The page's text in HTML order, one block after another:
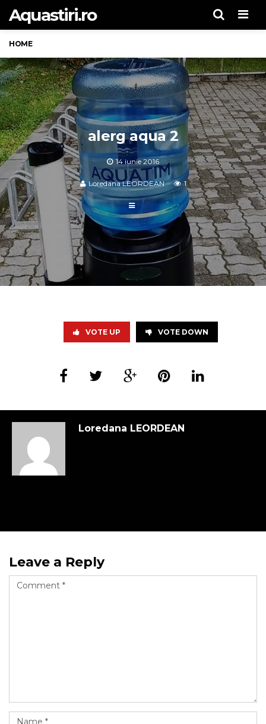
Aquastiri.ro
HOME
alerg aqua 2
14 iunie 2016
Loredana LEORDEAN 1
VOTE UP VOTE DOWN
Loredana LEORDEAN
Leave a Reply